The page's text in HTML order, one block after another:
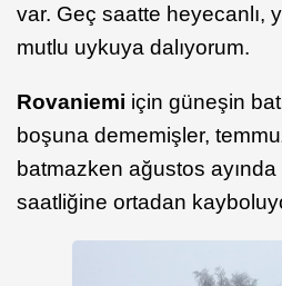
var. Geç saatte heyecanlı,
mutlu uykuya dalıyorum.
Rovaniemi için güneşin
boşuna dememişler,
batmazken ağustos
saatliğine ortadan